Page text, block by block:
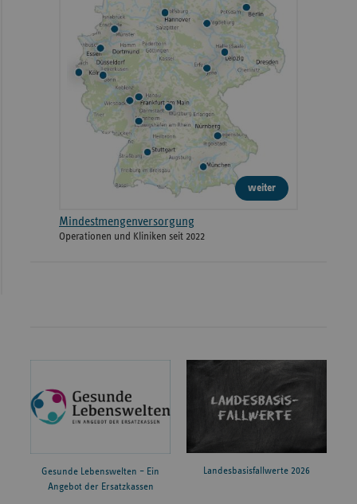
weiter
Mindestmengenversorgung
Operationen und Kliniken seit 2022
Gesunde Lebenswelten – Ein
Angebot der Ersatzkassen
Landesbasisfallwerte 2026